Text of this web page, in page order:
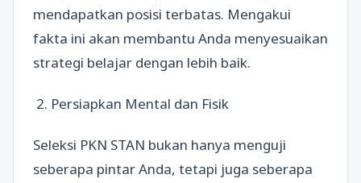
mendapatkan posisi terbatas. Mengakui
fakta ini akan membantu Anda menyesuaikan
strategi belajar dengan lebih baik.
2. Persiapkan Mental dan Fisik
Seleksi PKN STAN bukan hanya menguji
seberapa pintar Anda, tetapi juga seberapa